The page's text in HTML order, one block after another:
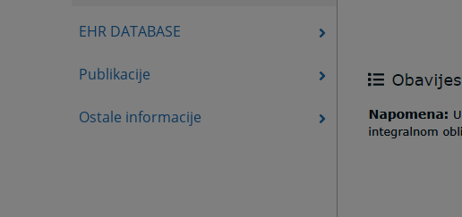
EHR DATABASE
Publikacije
Ostale informacije